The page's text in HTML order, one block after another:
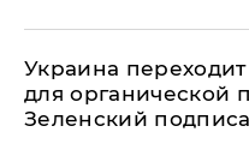
Украина
для органической
Зеленский